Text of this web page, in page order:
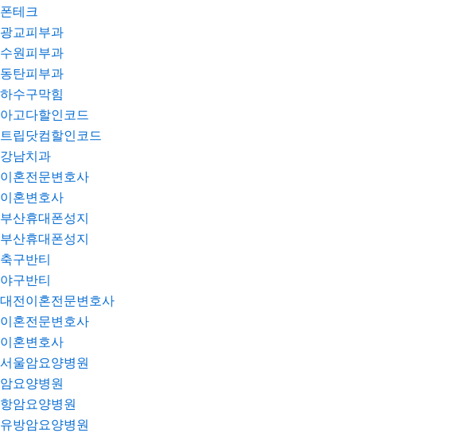
폰테크
광교피부과
수원피부과
동탄피부과
하수구막힘
아고다할인코드
트립닷컴할인코드
강남치과
이혼전문변호사
이혼변호사
부산휴대폰성지
부산휴대폰성지
축구반티
야구반티
대전이혼전문변호사
이혼전문변호사
이혼변호사
서울암요양병원
암요양병원
항암요양병원
유방암요양병원